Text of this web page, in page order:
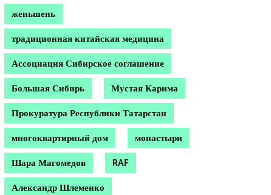
женьшень
традиционная китайская медицина
Ассоциация Сибирское соглашение
Большая Сибирь Мустая Карима
Прокуратура Республики Татарстан
многоквартирный дом монастыри
Шара Магомедов RAF
Александр Шлеменко